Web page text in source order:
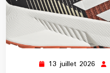
13 juillet 2026 13